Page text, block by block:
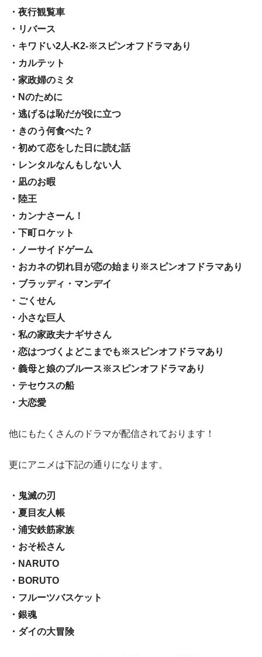
・夜行観覧車
・リバース
・キワドい2人-K2-※スピンオフドラマあり
・カルテット
・家政婦のミタ
・Nのために
・逃げるは恥だが役に立つ
・きのう何食べた？
・初めて恋をした日に読む話
・レンタルなんもしない人
・凪のお暇
・陸王
・カンナさーん！
・下町ロケット
・ノーサイドゲーム
・おカネの切れ目が恋の始まり※スピンオフドラマあり
・ブラッディ・マンデイ
・ごくせん
・小さな巨人
・私の家政夫ナギサさん
・恋はつづくよどこまでも※スピンオフドラマあり
・義母と娘のブルース※スピンオフドラマあり
・テセウスの船
・大恋愛
他にもたくさんのドラマが配信されております！
更にアニメは下記の通りになります。
・鬼滅の刃
・夏目友人帳
・浦安鉄筋家族
・おそ松さん
・NARUTO
・BORUTO
・フルーツバスケット
・銀魂
・ダイの大冒険